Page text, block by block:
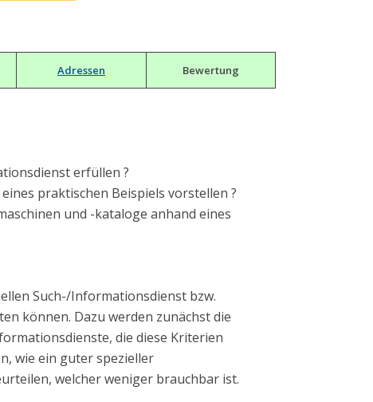
Adressen Bewertung
erfüllen ?
praktischen Beispiels vorstellen ?
und -kataloge anhand eines
Such-/Informationsdienst bzw.
können. Dazu werden zunächst die
die diese Kriterien
wie ein guter spezieller
welcher weniger brauchbar ist.